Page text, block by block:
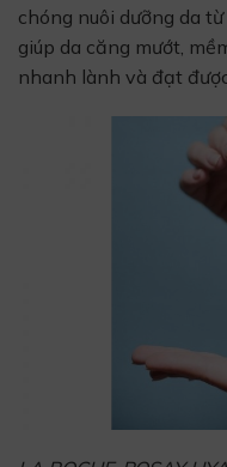
chóng nuôi dưỡng da
giúp da căng mướt,
nhanh lành và đạt